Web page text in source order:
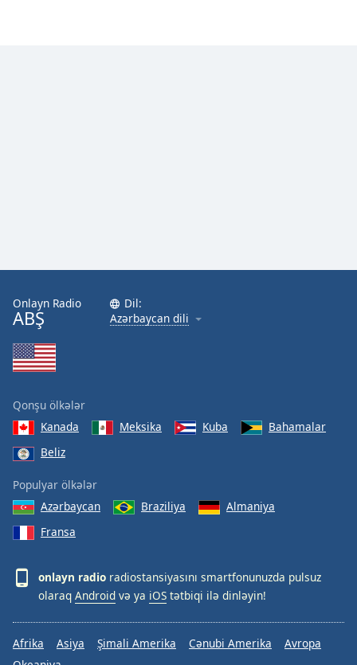
Onlayn Radio
ABŞ
Dil:
Azərbaycan dili
Qonşu ölkələr
Kanada
Meksika Kuba
Bahamalar
Beliz
Populyar ölkələr
Azərbaycan
Braziliya
Almaniya
Fransa
onlayn radio radiostansiyasını smartfonunuzda pulsuz
olaraq Android və ya iOS tətbiqi ilə dinləyin!
Afrika Asiya Şimali Amerika Cənubi Amerika
Avropa